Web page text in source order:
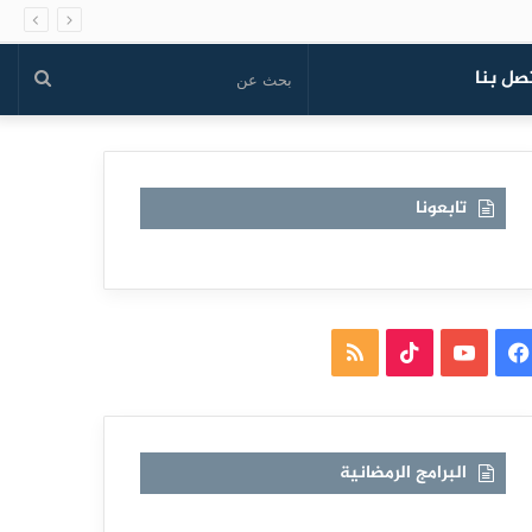
بنا بحث
تابعونا
فيسبوكيوتيوب TikTokملخص
البرامج الرمضانية